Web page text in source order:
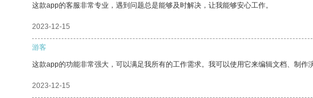
这款app的客服非常专业，遇到问题总是能够及时解决，让我能够安心工作。
2023-12-15
游客
这款app的功能非常强大，可以满足我所有的工作需求。我可以使用它来编辑文档、制作
2023-12-15